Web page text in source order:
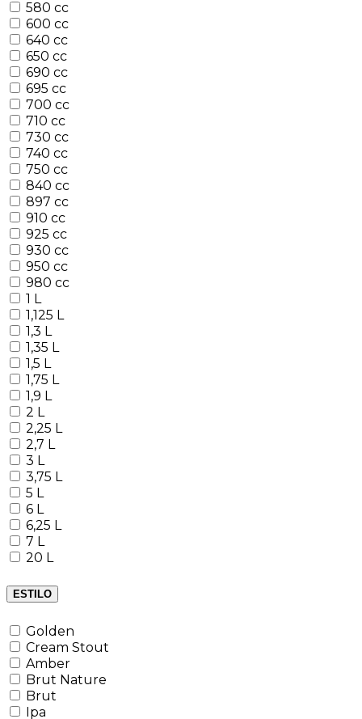
580 cc
600 cc
640 cc
650 cc
690 cc
695 cc
700 cc
710 cc
730 cc
740 cc
750 cc
840 cc
897 cc
910 cc
925 cc
930 cc
950 cc
980 cc
1 L
1,125 L
1,3 L
1,35 L
1,5 L
1,75 L
1,9 L
2 L
2,25 L
2,7 L
3 L
3,75 L
5 L
6 L
6,25 L
7 L
20 L
ESTILO
Golden
Cream Stout
Amber
Brut Nature
Brut
Ipa